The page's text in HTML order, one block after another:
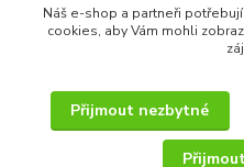
info@pmkshop.cz
Náš e-shop a partneři potřebují
cookies, aby Vám mohli
Přijmout nezbytné